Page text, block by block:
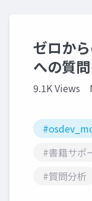
ゼロか
への質
9.1K Views
#書籍サポ
#質問分析